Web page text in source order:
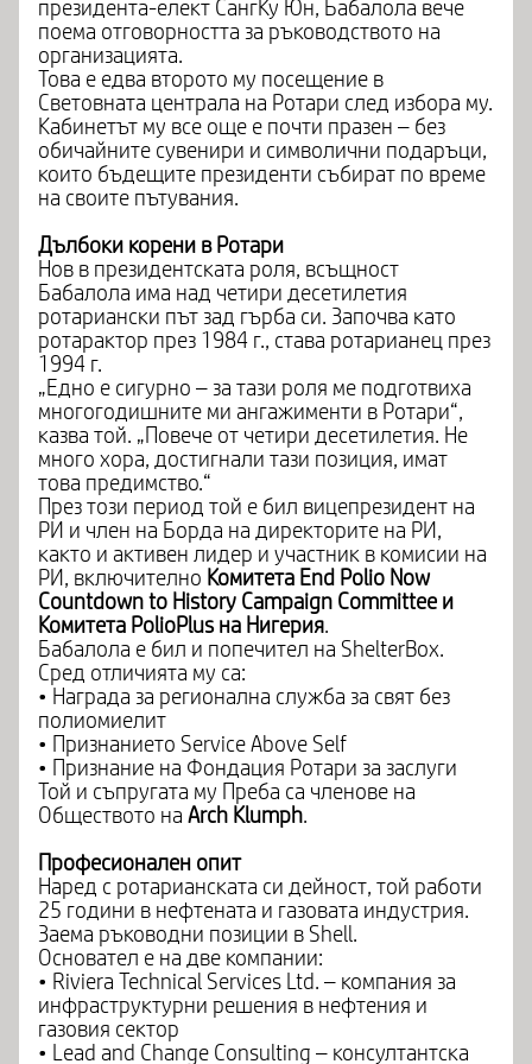
президента-елект СангКу Юн, Бабалола вече
поема отговорността за ръководството на
организацията.
Това е едва второто му посещение в
Световната централа на Ротари след избора му.
Кабинетът му все още е почти празен – без
обичайните сувенири и символични подаръци,
които бъдещите президенти събират по време
на своите пътувания.
Дълбоки корени в Ротари
Нов в президентската роля, всъщност
Бабалола има над четири десетилетия
ротариански път зад гърба си. Започва като
ротарактор през 1984 г., става ротарианец през
1994 г.
„Едно е сигурно – за тази роля ме подготвиха
многогодишните ми ангажименти в Ротари“,
казва той. „Повече от четири десетилетия. Не
много хора, достигнали тази позиция, имат
това предимство.“
През този период той е бил вицепрезидент на
РИ и член на Борда на директорите на РИ,
както и активен лидер и участник в комисии на
РИ, включително Комитета End Polio Now
Countdown to History Campaign Committee и
Комитета PolioPlus на Нигерия.
Бабалола е бил и попечител на ShelterBox.
Сред отличията му са:
• Награда за регионална служба за свят без
полиомиелит
• Признанието Service Above Self
• Признание на Фондация Ротари за заслуги
Той и съпругата му Преба са членове на
Обществото на Arch Klumph.
Професионален опит
Наред с ротарианската си дейност, той работи
25 години в нефтената и газовата индустрия.
Заема ръководни позиции в Shell.
Основател е на две компании:
• Riviera Technical Services Ltd. – компания за
инфраструктурни решения в нефтения и
газовия сектор
• Lead and Change Consulting – консултантска